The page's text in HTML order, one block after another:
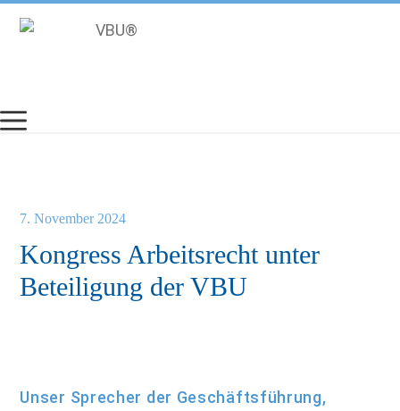
Inhalt
Kongress Arbeitsrecht unter
Beteiligung der VBU
7. November 2024
Unser Sprecher der Geschäftsführung,